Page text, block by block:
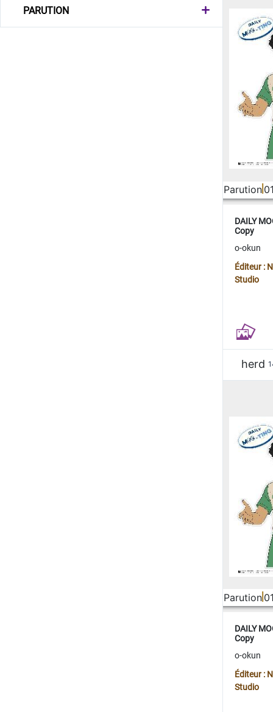
PARUTION
Parution
DAILY
Copy
o-okun
Éditeur :
Studio
herd
Parution
DAILY
Copy
o-okun
Éditeur :
Studio